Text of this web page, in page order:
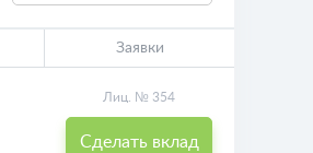
Заявки
Лиц. № 354
Сделать вклад